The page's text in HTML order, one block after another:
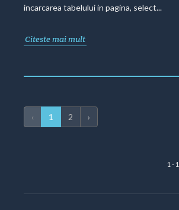
incarcarea tabelului in pagina, select...
Citeste mai mult
‹ 1 2 ›
1 -